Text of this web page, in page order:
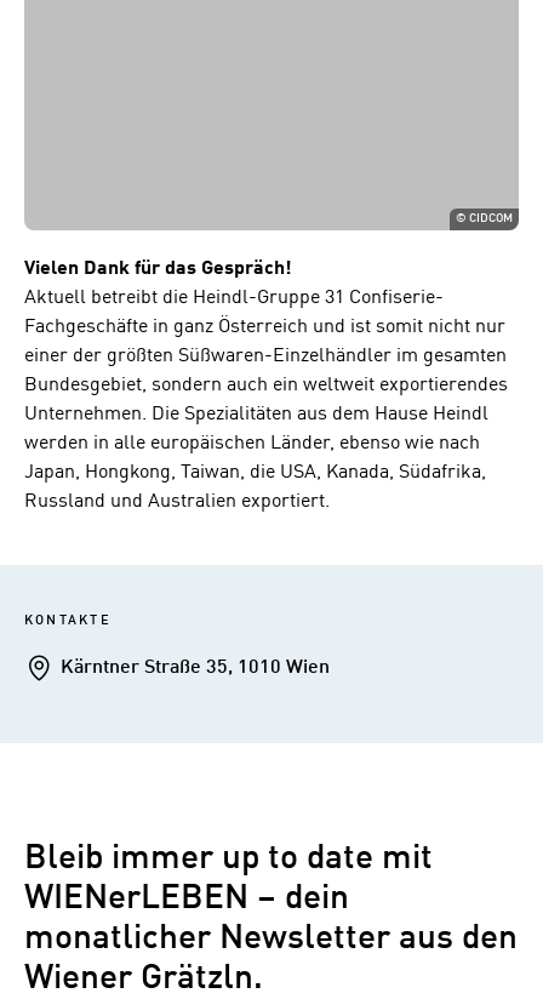
©CIDCOM
Vielen Dank für das Gespräch!
Aktuell betreibt die Heindl-Gruppe 31 Confiserie-
Fachgeschäfte in ganz Österreich und ist somit nicht nur
einer der größten Süßwaren-Einzelhändler im gesamten
Bundesgebiet, sondern auch ein weltweit exportierendes
Unternehmen. Die Spezialitäten aus dem Hause Heindl
werden in alle europäischen Länder, ebenso wie nach
Japan, Hongkong, Taiwan, die USA, Kanada, Südafrika,
Russland und Australien exportiert.
KONTAKTE
Addresse
Kärntner Straße 35, 1010 Wien
Bleib immer up to date mit
WIENerLEBEN – dein
monatlicher Newsletter aus den
Wiener Grätzln.